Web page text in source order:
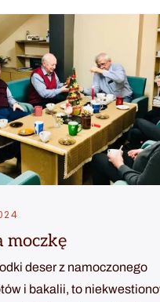
moczkę
deser z namoczonego
i bakalii, to